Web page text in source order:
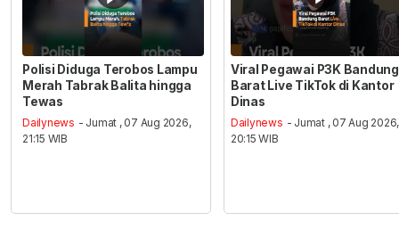
Polisi Diduga Terobos Lampu
Merah Tabrak Balita hingga
Tewas
Dailynews - Jumat , 07 Aug 2026,
21:15 WIB
Viral Pegawai P3K Bandung
Barat Live TikTok di Kantor
Dinas
Dailynews - Jumat , 07 Aug 2026,
20:15 WIB